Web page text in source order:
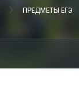
ПРЕДМЕТЫ ЕГЭ